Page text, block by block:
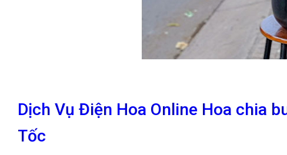
Dịch Vụ Điện Hoa Online Hoa chia
Tốc